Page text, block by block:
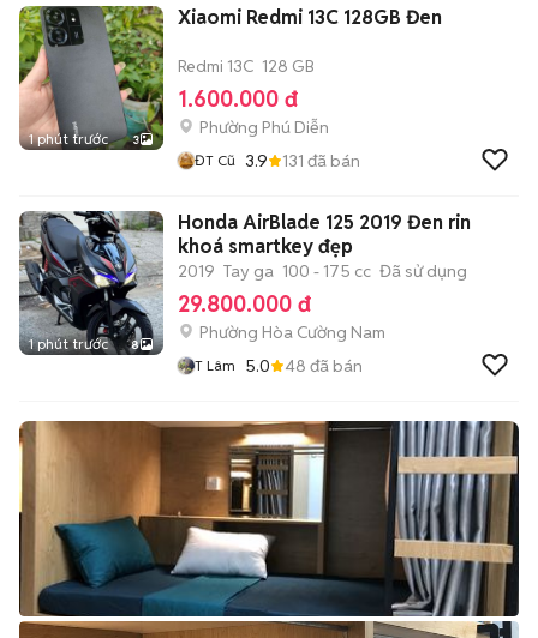
1 phút trước 3
Xiaomi Redmi 13C 128GB Đen
Redmi 13C 128 GB
1.600.000 đ
Phường Phú Diễn
ĐT Cũ 3.9 131 đã bán
1 phút trước 8
Honda AirBlade 125 2019 Đen rin
khoá smartkey đẹp
2019 Tay ga 100 - 175 cc Đã sử dụng
29.800.000 đ
Phường Hòa Cường Nam
T Lâm 5.0 48 đã bán